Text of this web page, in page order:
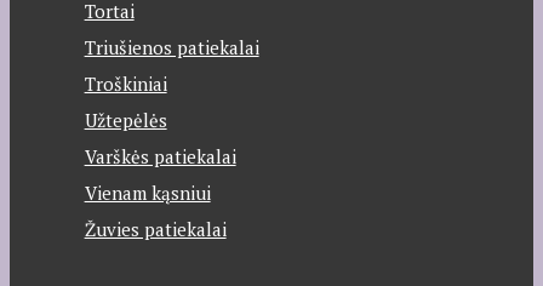
Tortai
Triušienos patiekalai
Troškiniai
Užtepėlės
Varškės patiekalai
Vienam kąsniui
Žuvies patiekalai